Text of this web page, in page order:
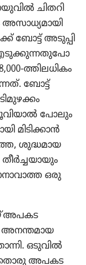
ചിതറി
അസാധ്യ​മാ​യി​
ബോട്ട്‌ അടുപ്പി​
ത്തിലധി​കം
ബോട്ട്‌
പോലും
മിടി​ക്കാൻ
ശുദ്ധമായ
ഒരു
അപകട
അനന്തമായ
ഒടുവിൽ
അപകട​